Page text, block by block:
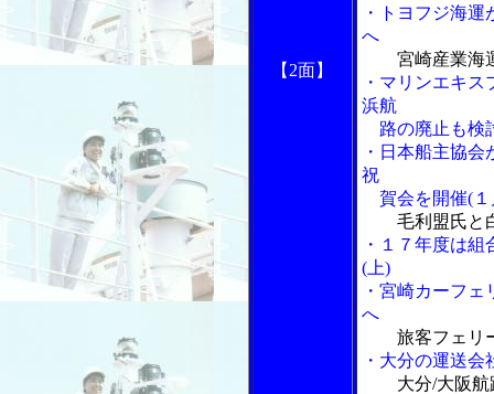
【2面】
・トヨフジ海
へ
宮崎産業海
・マリンエキ
浜航
路の廃止も検
・日本船主協
祝
賀会を開催(１
毛利盟氏と
・１７年度は
(上)
・宮崎カーフ
へ
旅客フェリ
・大分の運送
大分/大阪